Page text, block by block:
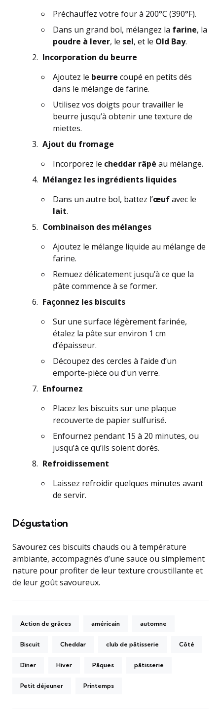
Préchauffez votre four à 200°C (390°F).
Dans un grand bol, mélangez la farine, la
poudre à lever, le sel, et le Old Bay.
Incorporation du beurre
Ajoutez le beurre coupé en petits dés
dans le mélange de farine.
Utilisez vos doigts pour travailler le
beurre jusqu’à obtenir une texture de
miettes.
Ajout du fromage
Incorporez le cheddar râpé au mélange.
Mélangez les ingrédients liquides
Dans un autre bol, battez l’œufavec le
lait.
Combinaison des mélanges
Ajoutez le mélange liquide au mélange de
farine.
Remuez délicatement jusqu’à ce que la
pâte commence à se former.
Façonnez les biscuits
Sur une surface légèrement farinée,
étalez la pâte sur environ 1 cm
d’épaisseur.
Découpez des cercles à l’aide d’un
emporte-pièce ou d’un verre.
Enfournez
Placez les biscuits sur une plaque
recouverte de papier sulfurisé.
Enfournez pendant 15 à 20 minutes, ou
jusqu’à ce qu’ils soient dorés.
Refroidissement
Laissez refroidir quelques minutes avant
de servir.
Dégustation
Savourez ces biscuits chauds ou à température
ambiante, accompagnés d’une sauce ou simplement
nature pour profiter de leur texture croustillante et
de leur goût savoureux.
Action de grâces américain automne
Biscuit Cheddar club de pâtisserie Côté
Dîner Hiver Pâques pâtisserie
Petit déjeuner Printemps